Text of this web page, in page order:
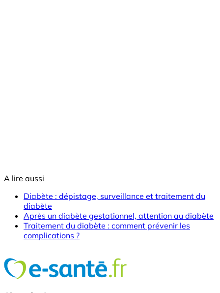
A lire aussi
Diabète : dépistage, surveillance et traitement du
diabète
Après un diabète gestationnel, attention au diabète
Traitement du diabète : comment prévenir les
complications ?